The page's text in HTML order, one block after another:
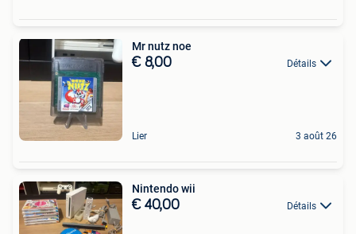
Mr nutz noe
€ 8,00 Détails
Lier 3 août 26
Nintendo wii
€ 40,00 Détails